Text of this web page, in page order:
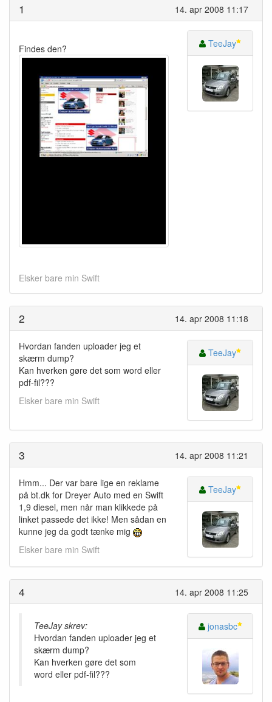
14. apr 2008 11:17
1
Findes den?
Elsker bare min Swift
TeeJay
14. apr 2008 11:18
2
Hvordan fanden uploader jeg et
skærm dump?
Kan hverken gøre det som word eller
pdf-fil???
Elsker bare min Swift
TeeJay
14. apr 2008 11:21
3
Hmm... Der var bare lige en reklame
på bt.dk for Dreyer Auto med en Swift
1,9 diesel, men når man klikkede på
linket passede det ikke! Men sådan en
kunne jeg da godt tænke mig
Elsker bare min Swift
TeeJay
14. apr 2008 11:25
4
TeeJay skrev:
Hvordan fanden uploader jeg et
skærm dump?
Kan hverken gøre det som
word eller pdf-fil???
jonasbc